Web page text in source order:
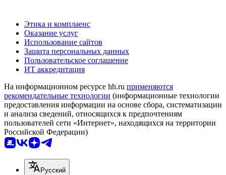
Этика и комплаенс
Оказание услуг
Использование сайтов
Защита персональных данных
Пользовательское соглашение
ИТ аккредитация
На информационном ресурсе hh.ru применяются
рекомендательные технологии (информационные технологии
предоставления информации на основе сбора, систематизации
и анализа сведений, относящихся к предпочтениям
пользователей сети «Интернет», находящихся на территории
Российской Федерации)
Русский